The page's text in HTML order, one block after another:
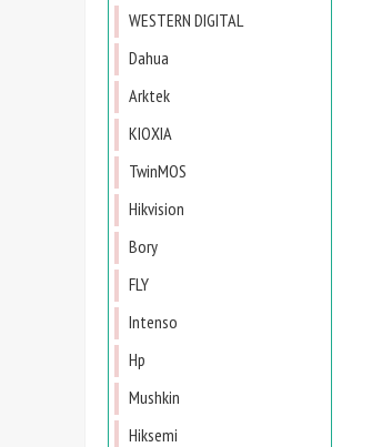
WESTERN DIGITAL
Dahua
Arktek
KIOXIA
TwinMOS
Hikvision
Bory
FLY
Intenso
Hp
Mushkin
Hiksemi